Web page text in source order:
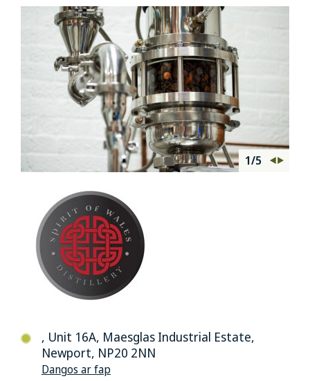
1/5
, Unit 16A, Maesglas Industrial Estate,
Newport, NP20 2NN
Dangos ar fap